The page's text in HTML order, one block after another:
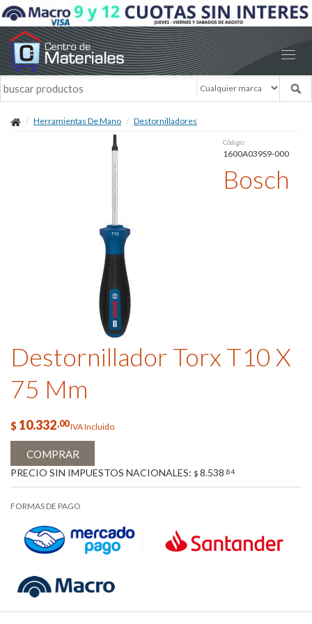
Herramientas De Mano Destornilladores
Código:
1600A039S9-000
Bosch
Destornillador Torx T10 X
75 Mm
$ 10.332,00IVA Incluido
COMPRAR
PRECIO SIN IMPUESTOS NACIONALES: $ 8.538 ,84
FORMAS DE PAGO